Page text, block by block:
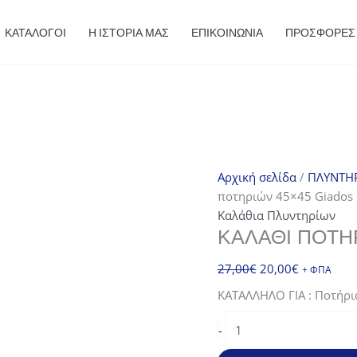
ΚΑΤΑΛΟΓΟΙ Η ΙΣΤΟΡΙΑ ΜΑΣ ΕΠΙΚΟΙΝΩΝΙΑ ΠΡΟΣΦΟΡΈΣ
Αρχική σελίδα/
ποτηριών 45×45 Giados
Καλάθια Πλυντηρίων
ΚΑΛΆΘΙ
27,00€ Original
20,00€Η
τρέχουσα
+ ΦΠΑ
ΚΑΤΑΛΛΗΛΟ ΓΙΑ :
-
ποτηριών